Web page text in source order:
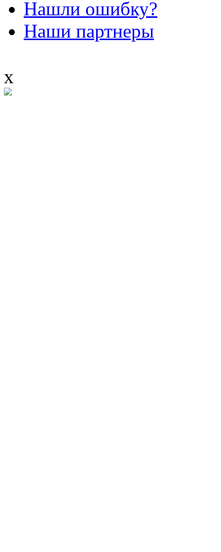
Нашли ошибку?
Наши партнеры
x